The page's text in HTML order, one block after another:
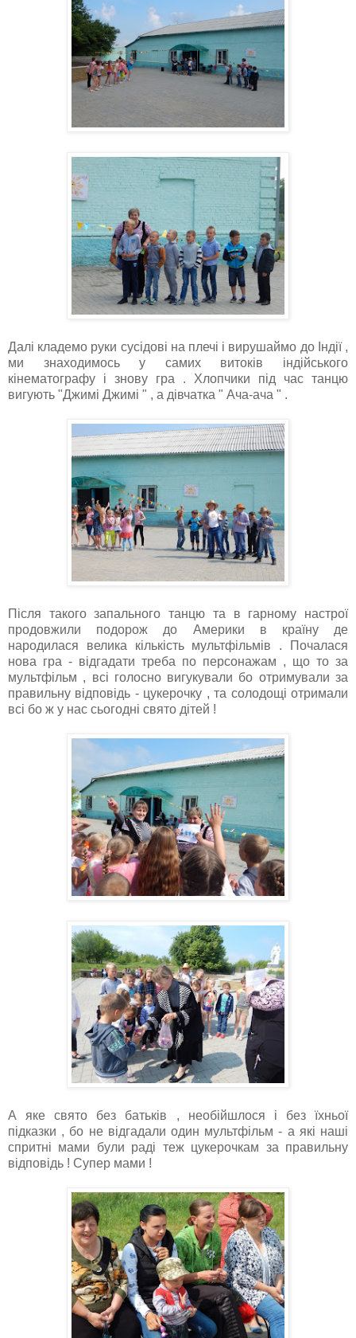
Далі кладемо руки сусідові на плечі і вирушаймо до Індії ,
ми знаходимось у самих витоків індійського
кінематографу і знову гра . Хлопчики під час танцю
вигують "Джимі Джимі " , а дівчатка " Ача-ача " .
Після такого запального танцю та в гарному настрої
продовжили подорож до Америки в країну де
народилася велика кількість мультфільмів . Почалася
нова гра - відгадати треба по персонажам , що то за
мультфільм , всі голосно вигукували бо отримували за
правильну відповідь - цукерочку , та солодощі отримали
всі бо ж у нас сьогодні свято дітей !
А яке свято без батьків , необійшлося і без їхньої
підказки , бо не відгадали один мультфільм - а які наші
спритні мами були раді теж цукерочкам за правильну
відповідь ! Супер мами !